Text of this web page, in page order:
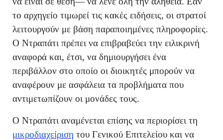
το αρχηγείο τιμωρεί τις κακές ειδήσεις, οι στρατοί
λειτουργούν με βάση παραποιημένες πληροφορίες.
Ο Ντραπάτι πρέπει να επιβραβεύει την ειλικρινή
αναφορά και, έτσι, να δημιουργήσει ένα
περιβάλλον στο οποίο οι διοικητές μπορούν να
αναφέρουν με ασφάλεια τα προβλήματα που
αντιμετωπίζουν οι μονάδες τους.
Ο Ντραπάτι αναμένεται επίσης να περιορίσει τη
μικροδιαχείριση του Γενικού Επιτελείου και να